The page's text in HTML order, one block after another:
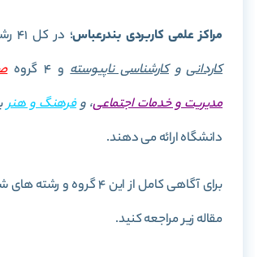
مراکز علمی کاربردی بندرعباس؛ در کل 41 رشته در دو مقطع
کاردانیوکارشناسی ناپیوستهو 4 گروه
مدیریت و خدمات اجتماعی، وفرهنگ و هنر
دانشگاه ارائه می دهند.
برای آگاهی کامل از این 4 گروه
مقاله زیر مراجعه کنید.